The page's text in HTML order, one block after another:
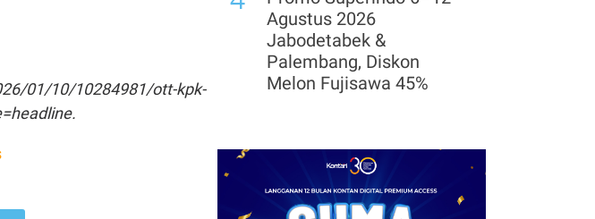
01/10/10284981/ott-kpk-
9
Investasi China Masuk
Madura, Kawasan
Industri Wiraraja Siap
Dikembangkan
Bangun SPPG, Ini Syarat
dari Pemerintah
Agustus 2026
Jabodetabek &
Palembang, Diskon
Melon Fujisawa 45%
Persebaya di Final Piala
Presiden 2026: Susunan
Pemain & Skor